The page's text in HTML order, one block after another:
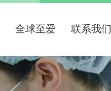
全球至爱 联系我们